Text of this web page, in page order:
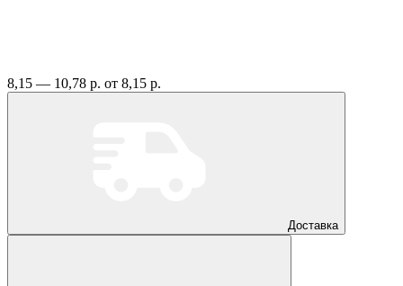
8,15 — 10,78 р. от 8,15 р.
Доставка